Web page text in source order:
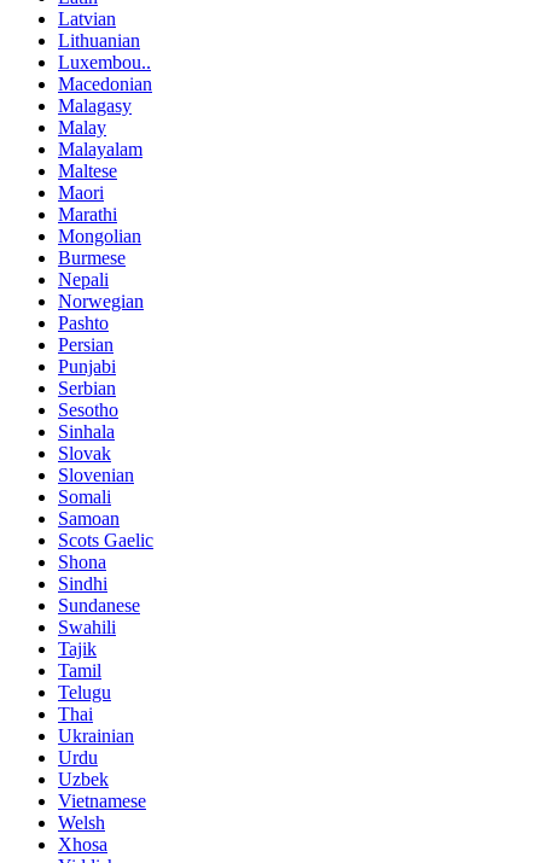
Latvian
Lithuanian
Luxembou..
Macedonian
Malagasy
Malay
Malayalam
Maltese
Maori
Marathi
Mongolian
Burmese
Nepali
Norwegian
Pashto
Persian
Punjabi
Serbian
Sesotho
Sinhala
Slovak
Slovenian
Somali
Samoan
Scots Gaelic
Shona
Sindhi
Sundanese
Swahili
Tajik
Tamil
Telugu
Thai
Ukrainian
Urdu
Uzbek
Vietnamese
Welsh
Xhosa